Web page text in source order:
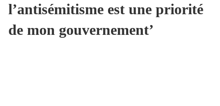
l’antisémitisme est une priorité
de mon gouvernement’